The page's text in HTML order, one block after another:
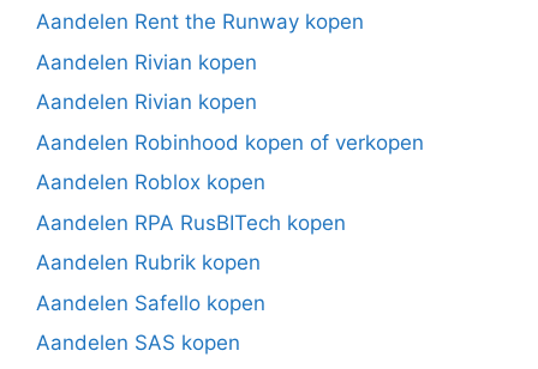
Aandelen Rent the Runway kopen
Aandelen Rivian kopen
Aandelen Rivian kopen
Aandelen Robinhood kopen of verkopen
Aandelen Roblox kopen
Aandelen RPA RusBITech kopen
Aandelen Rubrik kopen
Aandelen Safello kopen
Aandelen SAS kopen